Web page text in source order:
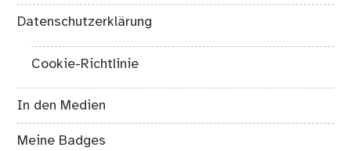
Datenschutzerklärung
Cookie-Richtlinie
In den Medien
Meine Badges